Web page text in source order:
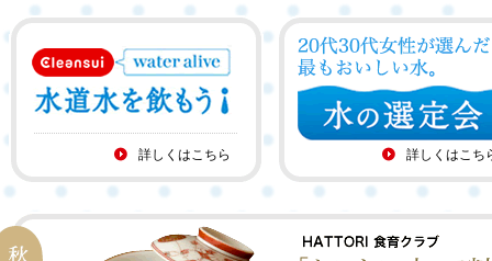
詳しくはこちら 詳しくはこち